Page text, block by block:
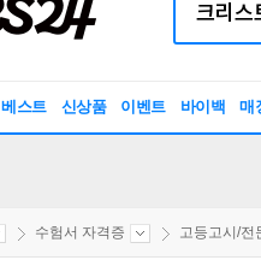
베스트 신상품 이벤트 바이백 매
수험서 자격증 고등고시/전